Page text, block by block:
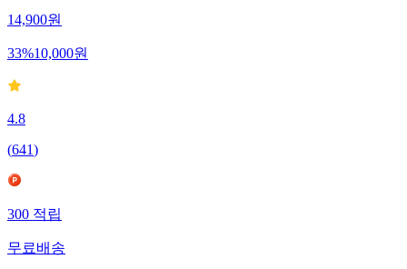
14,900원
33%10,000원
4.8
(641)
300 적립
무료배송